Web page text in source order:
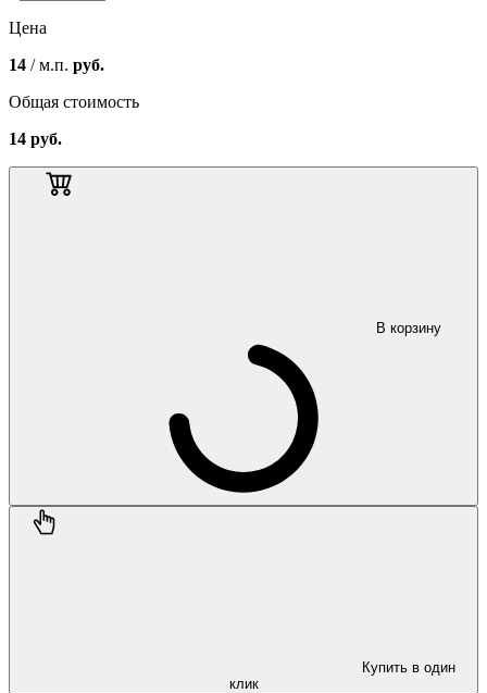
Цена
14 / м.п. руб.
Общая стоимость
14 руб.
В корзину
Купить в один
клик